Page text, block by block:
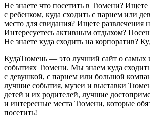
Не знаете что посетить в Тюмени? Ищете
с ребенком, куда сходить с парнем или
место для свидания? Ищете развлечения
Интересуетесь активным отдыхом?
Не знаете куда сходить на корпоратив?
КудаТюмень — это лучший сайт о самых
событиях Тюмени. Мы знаем куда
с девушкой, с парнем или большой
лучшие события, музеи и выставки
детей и их родителей, лучшие
и интересные места Тюмени, которые
посетить!